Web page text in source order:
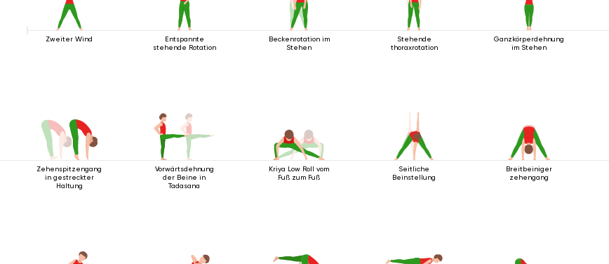
Zweiter Wind
Entspannte
stehende Rotation
Beckenrotation im
Stehen
Stehende
thoraxrotation
Ganzkörperdehnung
im Stehen
Zehenspitzengang
in gestreckter
Haltung
Vorwärtsdehnung
der Beine in
Tadasana
Kriya Low Roll vom
Fuß zum Fuß
Seitliche
Beinstellung
Breitbeiniger
zehengang